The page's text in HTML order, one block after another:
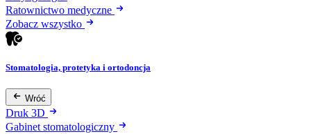
Ratownictwo medyczne
Zobacz wszystko
Stomatologia, protetyka i ortodoncja
Wróć
Druk 3D
Gabinet stomatologiczny